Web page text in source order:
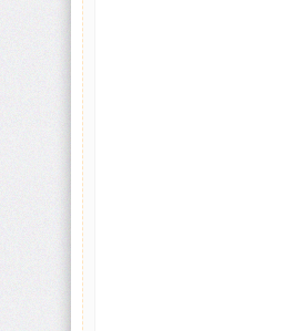
animation-
timing-
function
aspect-
ratio
backdrop-
filter
backface-
visibility
background